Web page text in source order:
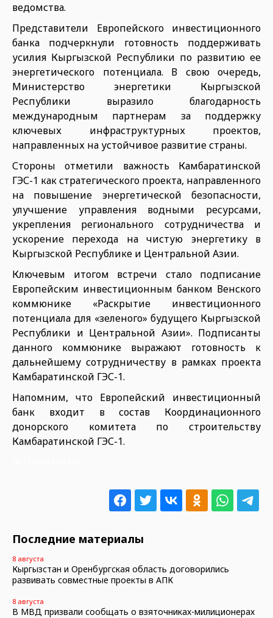
ведомства.
Представители Европейского инвестиционного
банка подчеркнули готовность поддерживать
усилия Кыргызской Республики по развитию ее
энергетического потенциала. В свою очередь,
Министерство энергетики Кыргызской
Республики выразило благодарность
международным партнерам за поддержку
ключевых инфраструктурных проектов,
направленных на устойчивое развитие страны.
Стороны отметили важность Камбаратинской
ГЭС-1 как стратегического проекта, направленного
на повышение энергетической безопасности,
улучшение управления водными ресурсами,
укрепления регионального сотрудничества и
ускорение перехода на чистую энергетику в
Кыргызской Республике и Центральной Азии.
Ключевым итогом встречи стало подписание
Европейским инвестиционным банком Венского
коммюнике «Раскрытие инвестиционного
потенциала для «зеленого» будущего Кыргызской
Республики и Центральной Азии». Подписанты
данного коммюнике выражают готовность к
дальнейшему сотрудничеству в рамках проекта
Камбаратинской ГЭС-1.
Напомним, что Европейский инвестиционный
банк входит в состав Координационного
донорского комитета по строительству
Камбаратинской ГЭС-1.
Последние материалы
8 августа
Кыргызстан и Оренбургская область договорились
развивать совместные проекты в АПК
8 августа
В МВД призвали сообщать о взяточниках-милиционерах